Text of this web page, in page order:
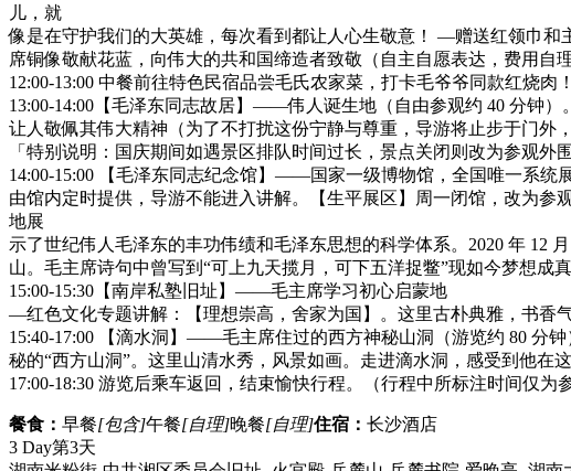
儿，就
像是在守护我们的大英雄，每次看到都让人心生敬意！ —赠送红领巾
席铜像敬献花蓝，向伟大的共和国缔造者致敬（自主自愿表达，费用自理
12:00-13:00 中餐前往特色民宿品尝毛氏农家菜，打卡毛爷爷同款红烧肉！
13:00-14:00【毛泽东同志故居】——伟人诞生地（自由参观约 40 分钟
让人敬佩其伟大精神（为了不打扰这份宁静与尊重，导游将止步于门外
「特别说明：国庆期间如遇景区排队时间过长，景点关闭则改为参观外围
14:00-15:00 【毛泽东同志纪念馆】——国家一级博物馆，全国唯一系统
由馆内定时提供，导游不能进入讲解。【生平展区】周一闭馆，改为
地展
示了世纪伟人毛泽东的丰功伟绩和毛泽东思想的科学体系。2020 年 12
山。毛主席诗句中曾写到“可上九天揽月，可下五洋捉鳖”现如今梦想成
15:00-15:30【南岸私塾旧址】——毛主席学习初心启蒙地
—红色文化专题讲解：【理想崇高，舍家为国】。这里古朴典雅，书香
15:40-17:00 【滴水洞】——毛主席住过的西方神秘山洞（游览约 80 分
秘的“西方山洞”。这里山清水秀，风景如画。走进滴水洞，感受到他在
17:00-18:30 游览后乘车返回，结束愉快行程。（行程中所标注时间仅
餐食： 早餐[包含]午餐[自理]晚餐[自理]住宿： 长沙酒店
3 Day第3天